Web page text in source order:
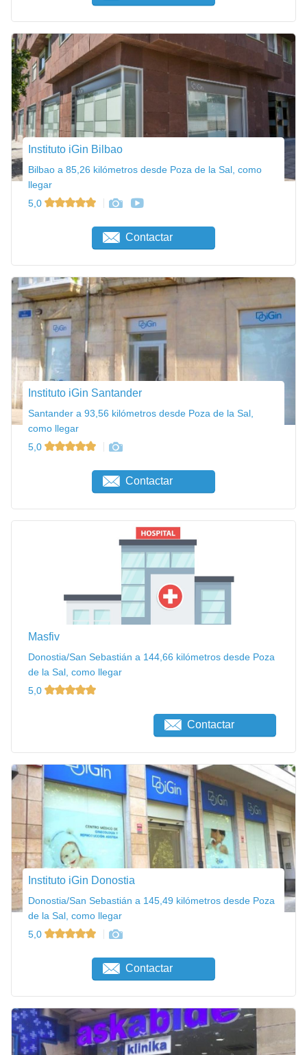
Instituto iGin Bilbao
Bilbao a 85,26 kilómetros desde Poza de la Sal, como
llegar
5,0
Contactar
Instituto iGin Santander
Santander a 93,56 kilómetros desde Poza de la Sal,
como llegar
5,0
Contactar
Masfiv
Donostia/San Sebastián a 144,66 kilómetros desde Poza
de la Sal, como llegar
5,0
Contactar
Instituto iGin Donostia
Donostia/San Sebastián a 145,49 kilómetros desde Poza
de la Sal, como llegar
5,0
Contactar